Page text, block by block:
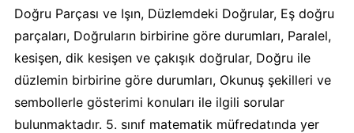
Doğru Parçası ve Işın, Düzlemdeki Doğrular, Eş doğru
parçaları, Doğruların birbirine göre durumları, Paralel,
kesişen, dik kesişen ve çakışık doğrular, Doğru ile
düzlemin birbirine göre durumları, Okunuş şekilleri ve
sembollerle gösterimi konuları ile ilgili sorular
bulunmaktadır. 5. sınıf matematik müfredatında yer